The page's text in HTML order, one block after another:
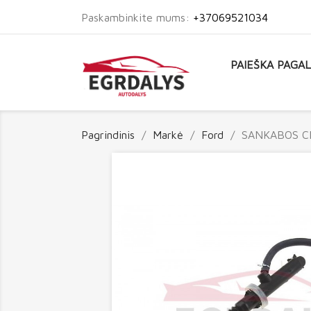
Paskambinkite mums: +37069521034
PAIEŠKA
Pagrindinis Markė Ford SANKABOS